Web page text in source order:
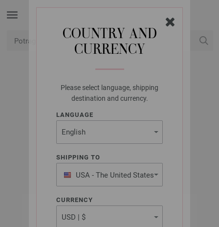
COUNTRY AND
CURRENCY
Please select language, shipping
destination and currency.
LANGUAGE
SHIPPING TO
USA - The United States
of America
CURRENCY
UNION KNOPF
UNION KNOPF
450275/20MM